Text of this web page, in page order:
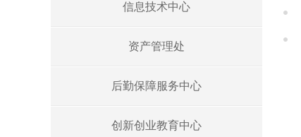
信息技术中心
资产管理处
后勤保障服务中心
创新创业教育中心